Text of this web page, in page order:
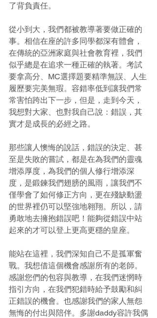
了背負責任。
從小到大，我們都被教導著要做正確的
事。相信在座的許多同學都深有體會，
在傳統的亞洲家庭與社會教育裡，我們
似乎總是在追求一種正確的執著。考試
要拿高分、MC選擇題要精準無誤、人生
履歷要完美無瑕。容錯率低到讓我們常
常害怕跨出下一步，但是，走到今天，
我想對大家、也對我自己說：錯誤，其
實才是成長的必經之路。
那些讓人懊悔的說話，錯誤的決定、甚
至是失敗的嘗試，都是在為我們的靈魂
增添厚度，為我們的個人修行增添深
度，是鍛鍊我們翅膀的風雨，讓我們不
僅學會了如何修正方向，更在殘缺動盪
的世界裡仍可以堅強地翱翔。所以，請
勇敢地去擁抱錯誤吧！能夠從錯誤中站
起來的才可以登上更高更穩的皇座。
能站在這裡，我們深知自己不是孤軍奮
戰。我想借這個機會感謝所有的老師。
感謝您們的包容與教導，在我們迷惘時
指引方向，在我們犯錯時給予鼓勵和糾
正錯誤的機會。也感謝我們的家人無怨
無悔的付出與陪伴。多謝daddy容許我偶